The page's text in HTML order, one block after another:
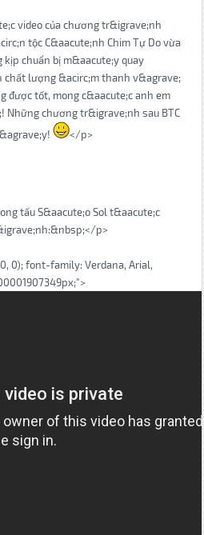
video của chương tr&igrave;nh
tộc C&aacute;nh Chim Tự Do vừa
kịp chuẩn bị m&aacute;y quay
chất lượng &acirc;m thanh v&agrave;
được tốt, mong c&aacute;c anh em
Những chương tr&igrave;nh sau BTC
</p>
tấu S&aacute;o Sol t&aacute;c
p>
0); font-family: Verdana, Arial,